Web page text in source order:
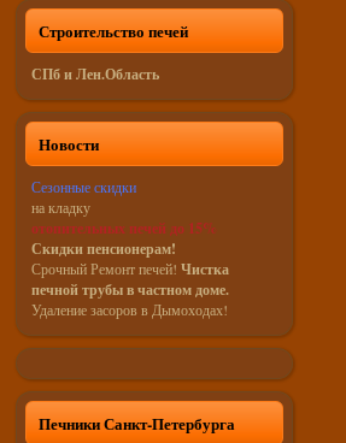
Строительство печей
СПб и Лен.Область
Новости
Сезонные скидки
на кладку
отопительных печей до 15%
Скидки пенсионерам!
Срочный Ремонт печей! Чистка
печной трубы в частном доме.
Удаление засоров в Дымоходах!
Печники Санкт-Петербурга